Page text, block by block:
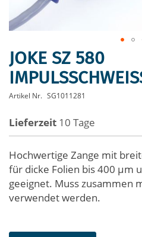
Zum
Anfang
der
Bildergalerie
JOKE SZ 580
Artikel Nr. SG1011281
Lieferzeit 10 Tage
Hochwertige Zange mit
für dicke Folien bis 400 µm
geeignet. Muss zusammen
verwendet werden.